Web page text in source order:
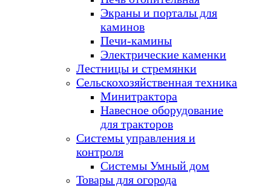
Экраны и порталы для
каминов
Печи-камины
Электрические каменки
Лестницы и стремянки
Сельскохозяйственная техника
Минитрактора
Навесное оборудование
для тракторов
Системы управления и
контроля
Системы Умный дом
Товары для огорода